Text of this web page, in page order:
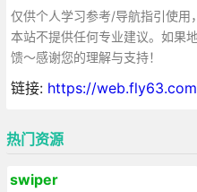
仅供个人学习参考/导航指引使用
本站不提供任何专业建议。如果
馈～感谢您的理解与支持！
链接: https://
热门资源
swiper